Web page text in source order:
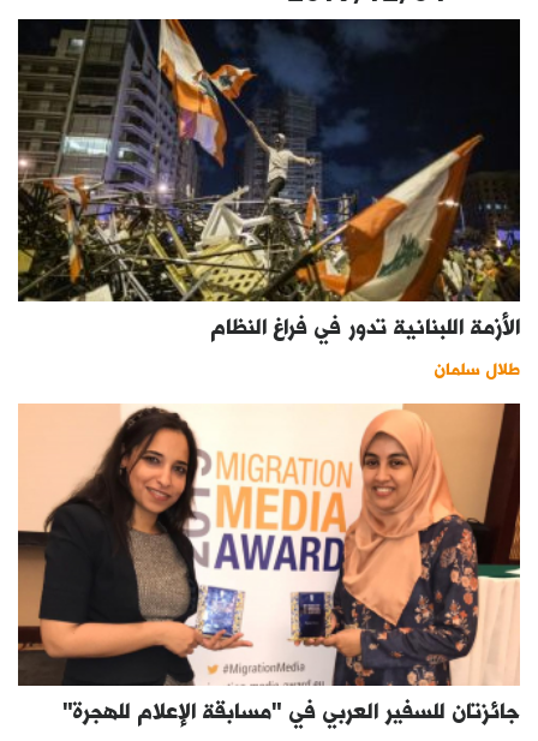
الأزمة اللبنانية تدور في فراغ النظام
طلال سلمان
جائزتان للسفير العربي في "مسابقة الإعلام للهجرة"